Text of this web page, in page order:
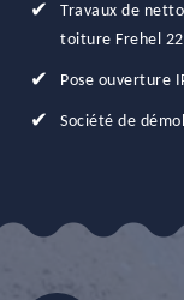
Travaux de
toiture Frehel
Pose ouverture
Société de